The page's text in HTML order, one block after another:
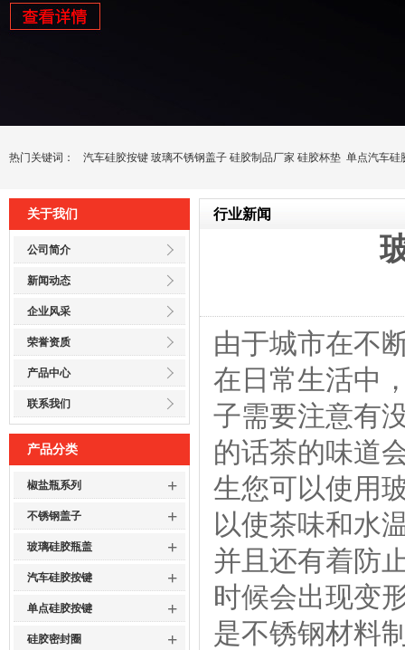
热门关键词： 汽车硅胶按键 玻璃不锈钢盖子 硅胶制品厂家 硅胶杯垫 单点汽车硅
关于我们
公司简介
新闻动态
企业风采
荣誉资质
产品中心
联系我们
产品分类
椒盐瓶系列 +
不锈钢盖子 +
玻璃硅胶瓶盖 +
汽车硅胶按键 +
单点硅胶按键 +
硅胶密封圈 +
行业新闻
由于城市在不
在日常生活中
子需要注意有
的话茶的味道
生您可以使用
以使茶味和水
并且还有着防
时候会出现变
是不锈钢材料